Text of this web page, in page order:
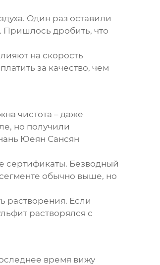
Один раз оставили
Пришлось дробить, что
на скорость
за качество, чем
чистота – даже
но получили
Юеян Сансян
сертификаты. Безводный
обычно выше, но
растворения. Если
растворялся с
время вижу